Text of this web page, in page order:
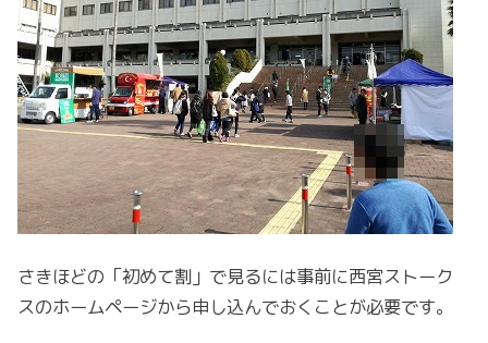
さきほどの「初めて割」で見るには事前に西宮ストーク
スのホームページから申し込んでおくことが必要です。